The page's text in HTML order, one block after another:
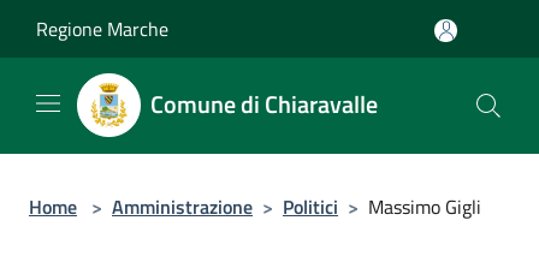
Regione Marche
Comune di Chiaravalle
Home > Amministrazione > Politici > Massimo Gigli